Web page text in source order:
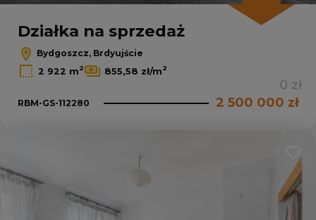
Leaflet|© OpenMapTiles© OpenStreetMap contributors
Działka na sprzedaż
Bydgoszcz, Brdyujście
2 922 m2 855,58 zł/m2
0 zł
RBM-GS-112280 2 500 000 zł